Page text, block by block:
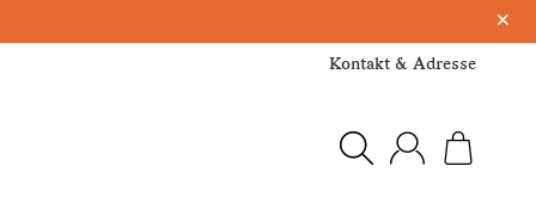
×
Kontakt & Adresse